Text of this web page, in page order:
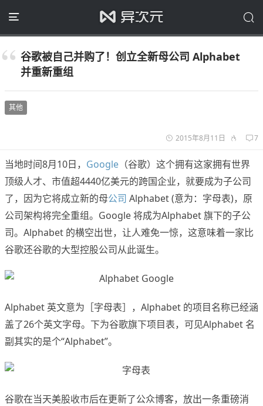
谷歌被自己并购了！创立全新母公司 Alphabet
并重新重组
其他
2015年8月11日 7
当地时间8月10日， Google （谷歌）这个拥有这家拥有世界
顶级人才、市值超4440亿美元的跨国企业，就要成为子公司
了，因为它将成立新的母公司 Alphabet (意为：字母表)，原
公司架构将完全重组。Google 将成为Alphabet 旗下的子公
司。Alphabet 的横空出世，让人难免一惊，这意味着一家比
谷歌还谷歌的大型控股公司从此诞生。
Alphabet 英文意为［字母表］，Alphabet 的项目名称已经涵
盖了26个英文字母。下为谷歌旗下项目表，可见Alphabet 名
副其实的是个“Alphabet”。
谷歌在当天美股收市后在更新了公众博客，放出一条重磅消